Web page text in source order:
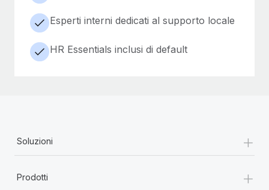
Esperti interni dedicati al supporto locale
HR Essentials inclusi di default
Soluzioni +
Prodotti +